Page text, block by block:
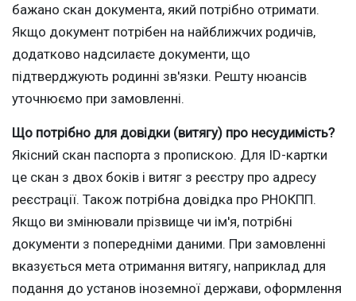
бажано скан документа, який потрібно отримати.
Якщо документ потрібен на найближчих родичів,
додатково надсилаєте документи, що
підтверджують родинні зв'язки. Решту нюансів
уточнюємо при замовленні.
Що потрібно для довідки (витягу) про несудимість?
Якісний скан паспорта з пропискою. Для ID-картки
це скан з двох боків і витяг з реєстру про адресу
реєстрації. Також потрібна довідка про РНОКПП.
Якщо ви змінювали прізвище чи ім'я, потрібні
документи з попередніми даними. При замовленні
вказується мета отримання витягу, наприклад для
подання до установ іноземної держави, оформлення